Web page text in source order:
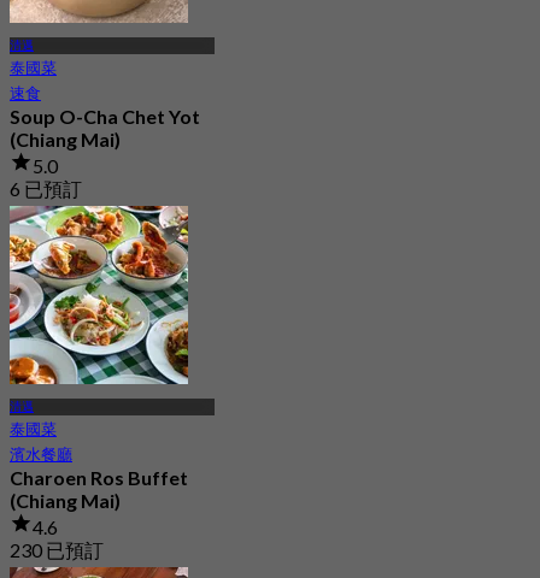
清邁
泰國菜
速食
Soup O-Cha Chet Yot
(Chiang Mai)
5.0
6 已預訂
起฿ 272.5
清邁
泰國菜
濱水餐廳
Charoen Ros Buffet
(Chiang Mai)
4.6
230 已預訂